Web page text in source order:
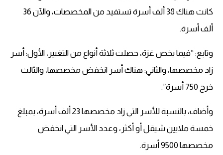
كانت هناك 38 ألف أسرة تستفيد من المخصصات، والآن 36
ألف أسرة.
وتابع: “فيما يخص غزة، حصلت ثلاثة أنواع من التغيير، الأول: أسر
زاد مخصصها، والثاني: هناك أسر انخفض مخصصها، والثالث
خرج 750 أسرة”.
وأضاف، بالنسبة للأسر التي زاد مخصصها 23 ألف أسرة، بمبلغ
خمسة ملايين شيقل أو أكثر، وعدد الأسر التي انخفض
مخصصها 9500 أسرة.